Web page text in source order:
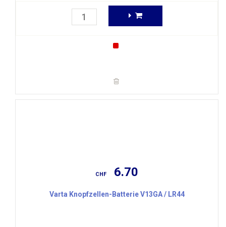
CHF 6.70
Varta Knopfzellen-Batterie V13GA / LR44